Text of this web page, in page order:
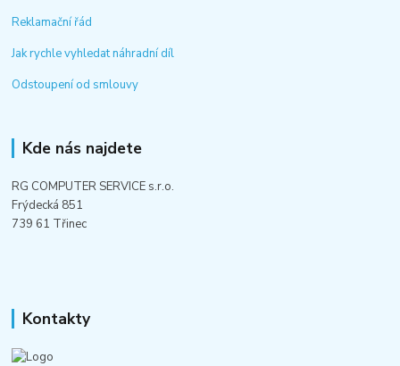
Reklamační řád
Jak rychle vyhledat náhradní díl
Odstoupení od smlouvy
Kde nás najdete
RG COMPUTER SERVICE s.r.o.
Frýdecká 851
739 61 Třinec
Kontakty